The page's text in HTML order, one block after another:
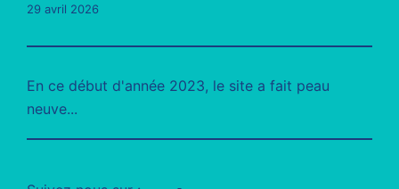
29 avril 2026
En ce début d'année 2023, le site a fait peau
neuve...